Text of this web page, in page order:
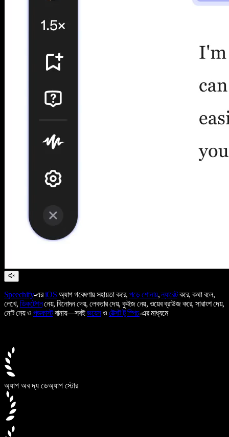
Speechify-এরiOS অ্যাপ গবেষণায় সহায়তা করে, পড়ে শোনায়,ন্যারেটকরে, কথা বলে,
লেখে, ডিকটেশননেয়, বিনোদন দেয়, লেকচার দেয়, কুইজ নেয়, ওয়েব ব্রাউজ করে, সারাংশ দেয়,
নোট নেয় ও পডকাস্টবানায়—সবইভয়েসও টেক্সট টু স্পিচ-এর মাধ্যমে
অ্যাপ অব দ্য ডেঅ্যাপ স্টোর